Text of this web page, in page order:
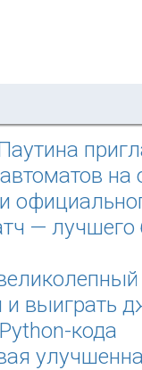
— лучшего
и выиграть
кода